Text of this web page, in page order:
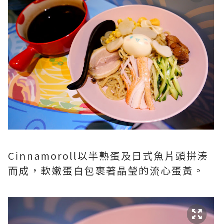
Cinnamoroll以半熟蛋及日式魚片頭拼湊
而成，軟嫩蛋白包裹著晶瑩的流心蛋黃。